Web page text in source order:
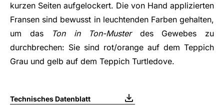
kurzen Seiten aufgelockert. Die von Hand applizierten
Fransen sind bewusst in leuchtenden Farben gehalten,
um das
Ton in Ton-Musterdes Gewebes zu
durchbrechen: Sie sind rot/orange auf dem Teppich
Grau und gelb auf dem Teppich Turtledove.
Technisches Datenblatt